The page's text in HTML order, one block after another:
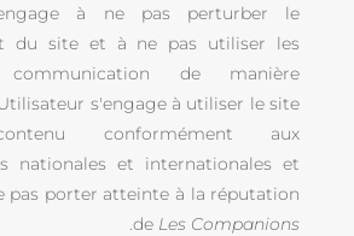
à ne pas perturber le
du site et à ne pas utiliser les
de manière
s'engage à utiliser le site
conformément aux
nationales et internationales et
pas porter atteinte à la réputation
de Les Companions
.